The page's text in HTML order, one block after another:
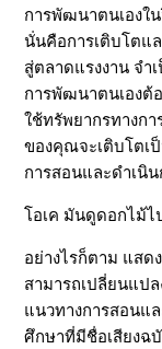
การพัฒนาตนเองใ
นั่นคือการเติบโตแ
สู่ตลาดแรงงาน จำ
การพัฒนาตนเองต้
ใช้ทรัพยากรทางกา
ของคุณจะเติบโตเ
การสอนและดำเนิ
โอเค มันดูดอกไม้ไ
อย่างไรก็ตาม แส
สามารถเปลี่ยนแป
แนวทางการสอนแ
ศึกษาที่มีชื่อเสียงฉ